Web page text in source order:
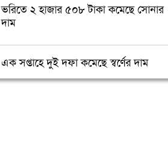
ভরিতে ২ হাজার ৫০৮ টাকা কমেছে সোনার
দাম
এক সপ্তাহে দুই দফা কমেছে স্বর্ণের দাম